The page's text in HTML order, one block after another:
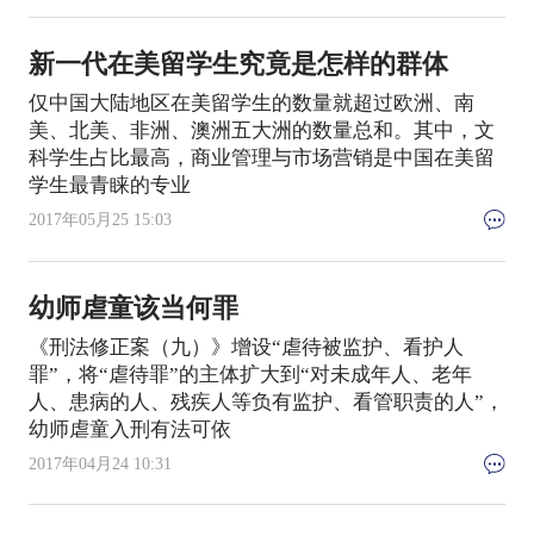
新一代在美留学生究竟是怎样的群体
仅中国大陆地区在美留学生的数量就超过欧洲、南
美、北美、非洲、澳洲五大洲的数量总和。其中，文
科学生占比最高，商业管理与市场营销是中国在美留
学生最青睐的专业
2017年05月25 15:03
幼师虐童该当何罪
《刑法修正案（九）》增设“虐待被监护、看护人
罪”，将“虐待罪”的主体扩大到“对未成年人、老年
人、患病的人、残疾人等负有监护、看管职责的人”，
幼师虐童入刑有法可依
2017年04月24 10:31